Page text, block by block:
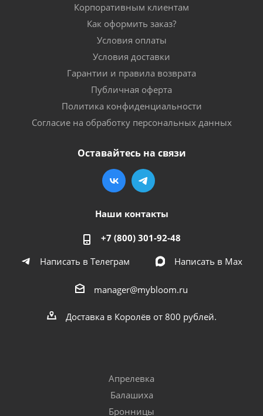
Корпоративным клиентам
Как оформить заказ?
Условия оплаты
Условия доставки
Гарантии и правила возврата
Публичная оферта
Политика конфиденциальности
Согласие на обработку персональных данных
Оставайтесь на связи
Наши контакты
+7 (800) 301-92-48
Написать в Телеграм
Написать в Мах
manager@mybloom.ru
Доставка в Королёв от 800 рублей.
Апрелевка
Балашиха
Бронницы